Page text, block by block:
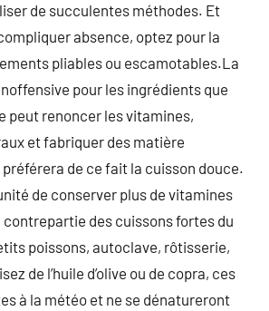
de succulentes méthodes. Et
absence, optez pour la
pliables ou escamotables.La
pour les ingrédients que
peut renoncer les vitamines,
et fabriquer des matière
de ce fait la cuisson douce.
de conserver plus de vitamines
contrepartie des cuissons fortes du
poissons, autoclave, rôtisserie,
de l’huile d’olive ou de copra, ces
à la météo et ne se dénatureront